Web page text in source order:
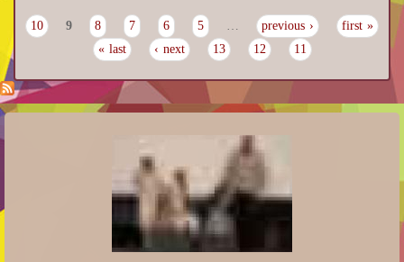
Pages
« first
‹ previous
…
5
6
7
8
9
10
11
12
13
next ›
last »